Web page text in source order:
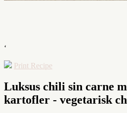
‘
Print Recipe
Luksus chili sin carne
kartofler - vegetarisk